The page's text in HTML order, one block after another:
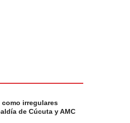
irregulares
de Cúcuta y AMC